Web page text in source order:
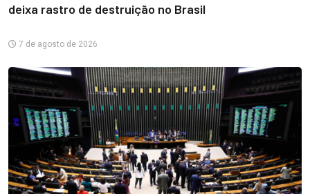
deixa rastro de destruição no Brasil
7 de agosto de 2026